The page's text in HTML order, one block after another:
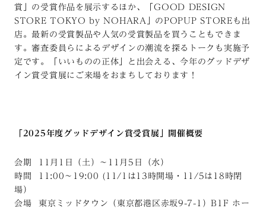
賞」の受賞作品を展示するほか、「GOOD DESIGN
STORE TOKYO by NOHARA」のPOPUP STOREも出
店。最新の受賞製品や人気の受賞製品を買うこともできま
す。審査委員らによるデザインの潮流を探るトークも実施予
定です。「いいものの正体」と出会える、今年のグッドデザ
イン賞受賞展にご来場をおまちしております！
「2025年度グッドデザイン賞受賞展」開催概要
会期 11月1日（土）～11月5日（水）
時間 11:00～19:00 (11/1は13時開場・11/5は18時閉
場）
会場 東京ミッドタウン（東京都港区赤坂9-7-1）B1F ホー